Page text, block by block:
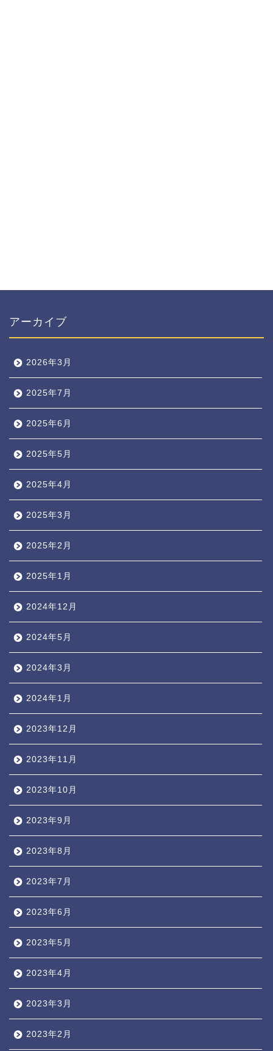
アーカイブ
2026年3月
2025年7月
2025年6月
2025年5月
2025年4月
2025年3月
2025年2月
2025年1月
2024年12月
2024年5月
2024年3月
2024年1月
2023年12月
2023年11月
2023年10月
2023年9月
2023年8月
2023年7月
2023年6月
2023年5月
2023年4月
2023年3月
2023年2月